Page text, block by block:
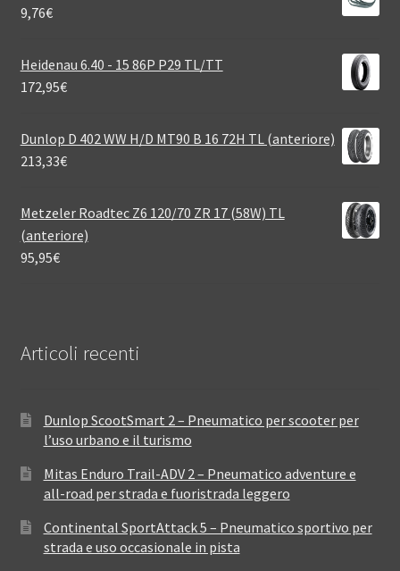
9,76€
Heidenau 6.40 - 15 86P P29 TL/TT
172,95€
Dunlop D 402 WW H/D MT90 B 16 72H TL (anteriore)
213,33€
Metzeler Roadtec Z6 120/70 ZR 17 (58W) TL
(anteriore)
95,95€
Articoli recenti
Dunlop ScootSmart 2 – Pneumatico per scooter per
l’uso urbano e il turismo
Mitas Enduro Trail-ADV 2 – Pneumatico adventure e
all-road per strada e fuoristrada leggero
Continental SportAttack 5 – Pneumatico sportivo per
strada e uso occasionale in pista